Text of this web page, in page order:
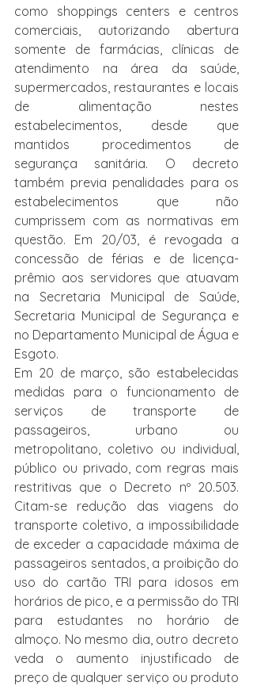
como shoppings centers e centros
comerciais, autorizando abertura
somente de farmácias, clínicas de
atendimento na área da saúde,
supermercados, restaurantes e locais
de alimentação nestes
estabelecimentos, desde que
mantidos procedimentos de
segurança sanitária. O decreto
também previa penalidades para os
estabelecimentos que não
cumprissem com as normativas em
questão. Em 20/03, é revogada a
concessão de férias e de licença-
prêmio aos servidores que atuavam
na Secretaria Municipal de Saúde,
Secretaria Municipal de Segurança e
no Departamento Municipal de Água e
Esgoto.
Em 20 de março, são estabelecidas
medidas para o funcionamento de
serviços de transporte de
passageiros, urbano ou
metropolitano, coletivo ou individual,
público ou privado, com regras mais
restritivas que o Decreto nº 20.503.
Citam-se redução das viagens do
transporte coletivo, a impossibilidade
de exceder a capacidade máxima de
passageiros sentados, a proibição do
uso do cartão TRI para idosos em
horários de pico, e a permissão do TRI
para estudantes no horário de
almoço. No mesmo dia, outro decreto
veda o aumento injustificado de
preço de qualquer serviço ou produto